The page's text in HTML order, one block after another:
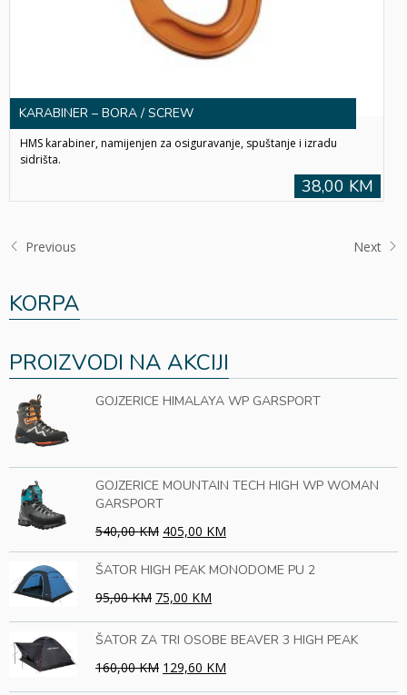
KARABINER – BORA / SCREW
HMS karabiner, namijenjen za osiguravanje, spuštanje i izradu
sidrišta.
38,00 KM
Previous Next
KORPA
PROIZVODI NA AKCIJI
GOJZERICE HIMALAYA WP GARSPORT
GOJZERICE MOUNTAIN TECH HIGH WP WOMAN
GARSPORT
540,00 KM 405,00 KM
ŠATOR HIGH PEAK MONODOME PU 2
95,00 KM 75,00 KM
ŠATOR ZA TRI OSOBE BEAVER 3 HIGH PEAK
160,00 KM 129,60 KM